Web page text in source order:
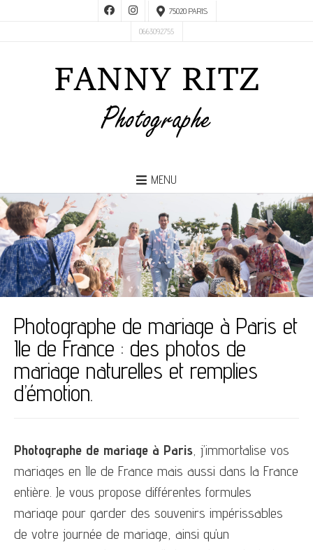
75020 PARIS
0663092755
MENU
Photographe de mariage à Paris et
Ile de France : des photos de
mariage naturelles et remplies
d’émotion.
Photographe de mariage à Paris, j’immortalise vos
mariages en Ile de France mais aussi dans la France
entière. Je vous propose différentes formules
mariage pour garder des souvenirs impérissables
de votre journée de mariage, ainsi qu’un